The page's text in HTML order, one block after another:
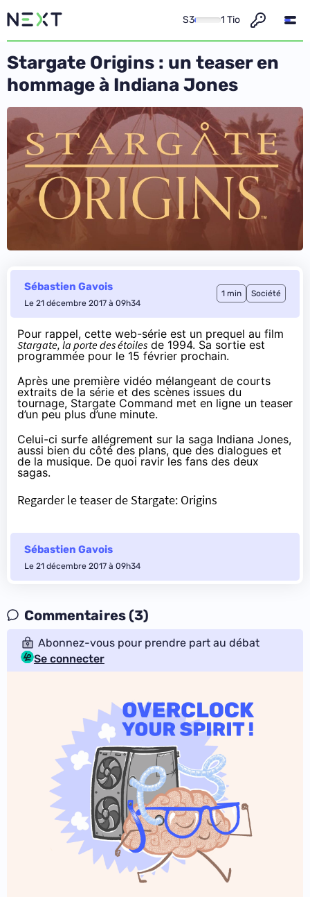
S3 1 Tio
Stargate Origins : un teaser en
hommage à Indiana Jones
Sébastien Gavois
Le 21 décembre 2017 à 09h34
1 min Société
Pour rappel, cette web-série est un prequel au film
Stargate, la porte des étoiles de 1994. Sa sortie est
programmée pour le 15 février prochain.
Après une première vidéo mélangeant de courts
extraits de la série et des scènes issues du
tournage, Stargate Command met en ligne un teaser
d’un peu plus d’une minute.
Celui-ci surfe allégrement sur la saga Indiana Jones,
aussi bien du côté des plans, que des dialogues et
de la musique. De quoi ravir les fans des deux
sagas.
Regarder le teaser de Stargate: Origins
Sébastien Gavois
Le 21 décembre 2017 à 09h34
Commentaires (3)
Abonnez-vous pour prendre part au débat
Se connecter